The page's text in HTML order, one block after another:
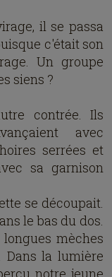
il se passa
c'était son
Un groupe
siens ?
contrée. Ils
avec
serrées et
sa garnison
se découpait.
le bas du dos.
mèches
Dans la lumière
notre jeune